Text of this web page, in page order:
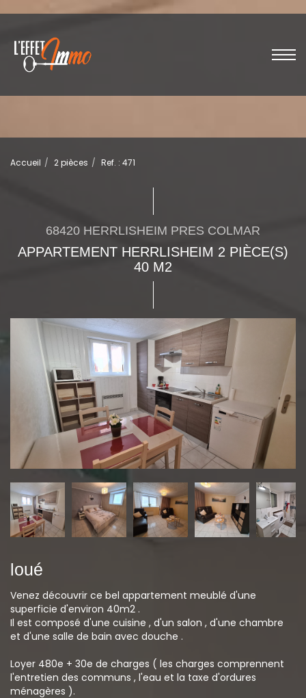
Accueil 2 pièces Ref. : 471
68420 HERRLISHEIM PRES COLMAR
APPARTEMENT HERRLISHEIM 2 PIÈCE(S)
40 M2
loué
Venez découvrir ce bel appartement meublé d'une
superficie d'environ 40m2 .
Il est composé d'une cuisine , d'un salon , d'une chambre
et d'une salle de bain avec douche .
Loyer 480e + 30e de charges ( les charges comprennent
l'entretien des communs , l'eau et la taxe d'ordures
ménagères ).